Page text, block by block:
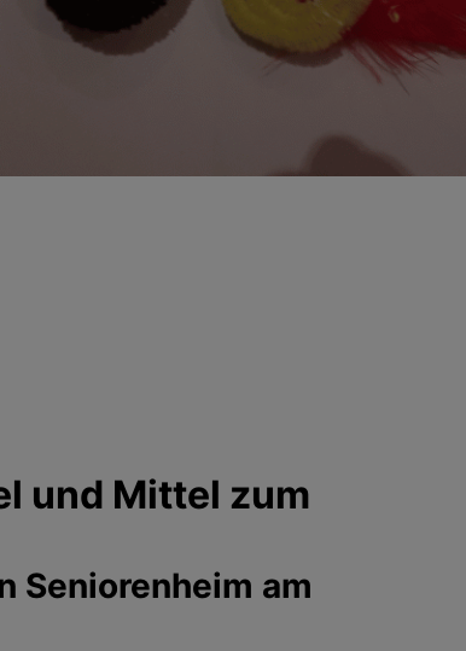
und Mittel zum
Seniorenheim am